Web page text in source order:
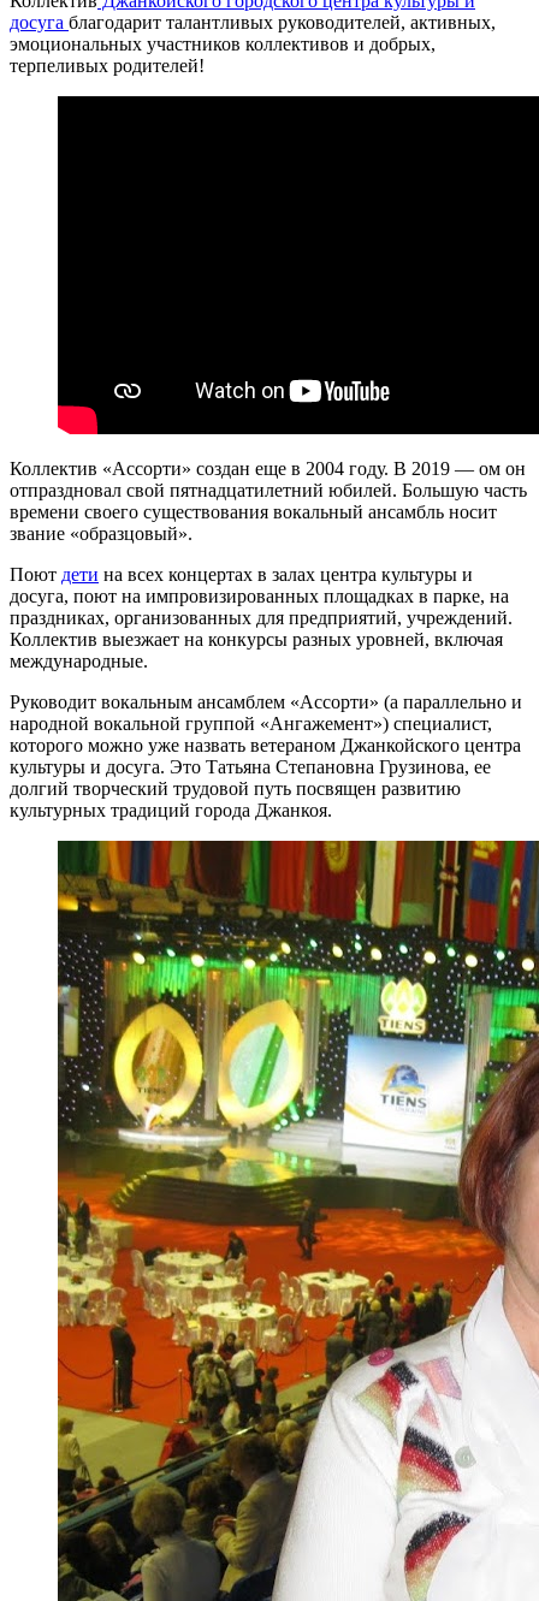
досуга благодарит талантливых руководителей, активных,
эмоциональных участников коллективов и добрых,
терпеливых родителей!
Коллектив «Ассорти» создан еще в 2004 году. В 2019 — ом он
отпраздновал свой пятнадцатилетний юбилей. Большую часть
времени своего существования вокальный ансамбль носит
звание «образцовый».
Поют дети на всех концертах в залах центра культуры и
досуга, поют на импровизированных площадках в парке, на
праздниках, организованных для предприятий, учреждений.
Коллектив выезжает на конкурсы разных уровней, включая
международные.
Руководит вокальным ансамблем «Ассорти» (а параллельно и
народной вокальной группой «Ангажемент») специалист,
которого можно уже назвать ветераном Джанкойского центра
культуры и досуга. Это Татьяна Степановна Грузинова, ее
долгий творческий трудовой путь посвящен развитию
культурных традиций города Джанкоя.